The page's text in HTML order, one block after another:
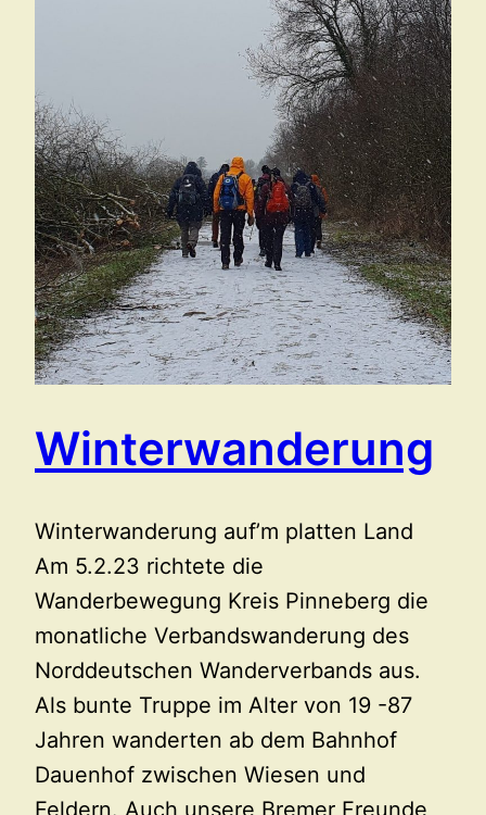
Winterwanderung
Winterwanderung auf’m platten Land
Am 5.2.23 richtete die
Wanderbewegung Kreis Pinneberg die
monatliche Verbandswanderung des
Norddeutschen Wanderverbands aus.
Als bunte Truppe im Alter von 19 -87
Jahren wanderten ab dem Bahnhof
Dauenhof zwischen Wiesen und